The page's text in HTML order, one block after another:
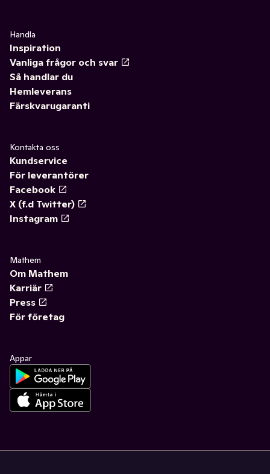
Handla
Inspiration
Vanliga frågor och svar
Så handlar du
Hemleverans
Färskvarugaranti
Kontakta oss
Kundservice
För leverantörer
Facebook
X (f.d Twitter)
Instagram
Mathem
Om Mathem
Karriär
Press
För företag
Appar